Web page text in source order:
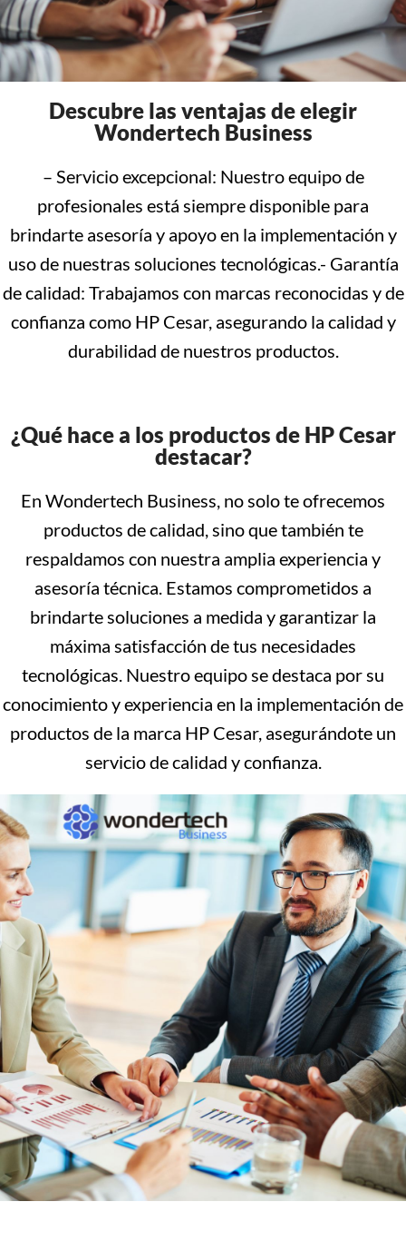
Descubre las ventajas de elegir
Wondertech Business
– Servicio excepcional: Nuestro equipo de
profesionales está siempre disponible para
brindarte asesoría y apoyo en la implementación y
uso de nuestras soluciones tecnológicas.- Garantía
de calidad: Trabajamos con marcas reconocidas y de
confianza como HP Cesar, asegurando la calidad y
durabilidad de nuestros productos.
¿Qué hace a los productos de HP Cesar
destacar?
En Wondertech Business, no solo te ofrecemos
productos de calidad, sino que también te
respaldamos con nuestra amplia experiencia y
asesoría técnica. Estamos comprometidos a
brindarte soluciones a medida y garantizar la
máxima satisfacción de tus necesidades
tecnológicas. Nuestro equipo se destaca por su
conocimiento y experiencia en la implementación de
productos de la marca HP Cesar, asegurándote un
servicio de calidad y confianza.